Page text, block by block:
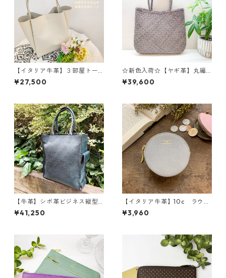
【イタリア牛革】３部屋トー
トバッグ〈5色展開〉 イタリ
アンレザー 本革 カラフ
¥27,500
☆新色入荷☆【ヤギ革】丸編
みメッシュトートバッグ ラ
ウンドタイプ<7色展開> ゴー
ドメイド 和装 M4013
¥39,600
【牛革】シボ革ビジネス縦型
トート<3色展開> 日本牛革
日本生産 ビジネスバッグ A
¥41,250
【イタリア牛革】10c ラウン
ドコインケース<12色展開>
本革 レザーウォレット カ
¥3,960